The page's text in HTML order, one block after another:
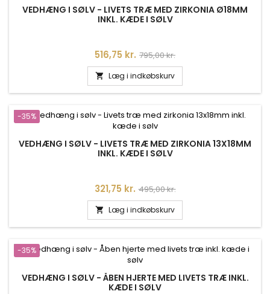
VEDHÆNG I SØLV - LIVETS TRÆ MED ZIRKONIA Ø18MM
INKL. KÆDE I SØLV
Pris
516,75 kr. Normalpris
795,00 kr.
 Læg i indkøbskurv
-35%
VEDHÆNG I SØLV - LIVETS TRÆ MED ZIRKONIA 13X18MM
INKL. KÆDE I SØLV
Pris
321,75 kr. Normalpris
495,00 kr.
 Læg i indkøbskurv
-35%
VEDHÆNG I SØLV - ÅBEN HJERTE MED LIVETS TRÆ INKL.
KÆDE I SØLV